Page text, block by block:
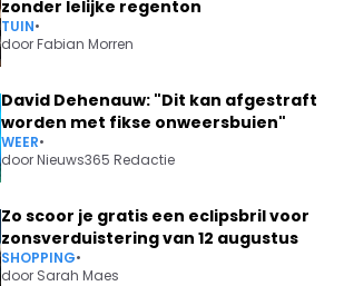
zonder lelijke regenton
TUIN•
doorFabian Morren
David Dehenauw: "Dit kan afgestraft
worden met fikse onweersbuien"
WEER•
doorNieuws365 Redactie
Zo scoor je gratis een eclipsbril voor
zonsverduistering van 12 augustus
SHOPPING•
door Sarah Maes